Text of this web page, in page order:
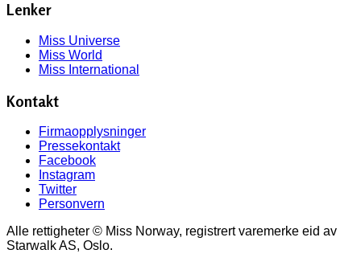
Lenker
Miss Universe
Miss World
Miss International
Kontakt
Firmaopplysninger
Pressekontakt
Facebook
Instagram
Twitter
Personvern
Alle rettigheter © Miss Norway, registrert varemerke eid av
Starwalk AS, Oslo.